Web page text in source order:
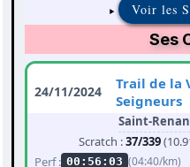
Voir les
Ses
24/11/2024
Trail de la
Seigneurs
Saint-Renan
Scratch :37/339
Perf : 00:56:03 (04:40/km)